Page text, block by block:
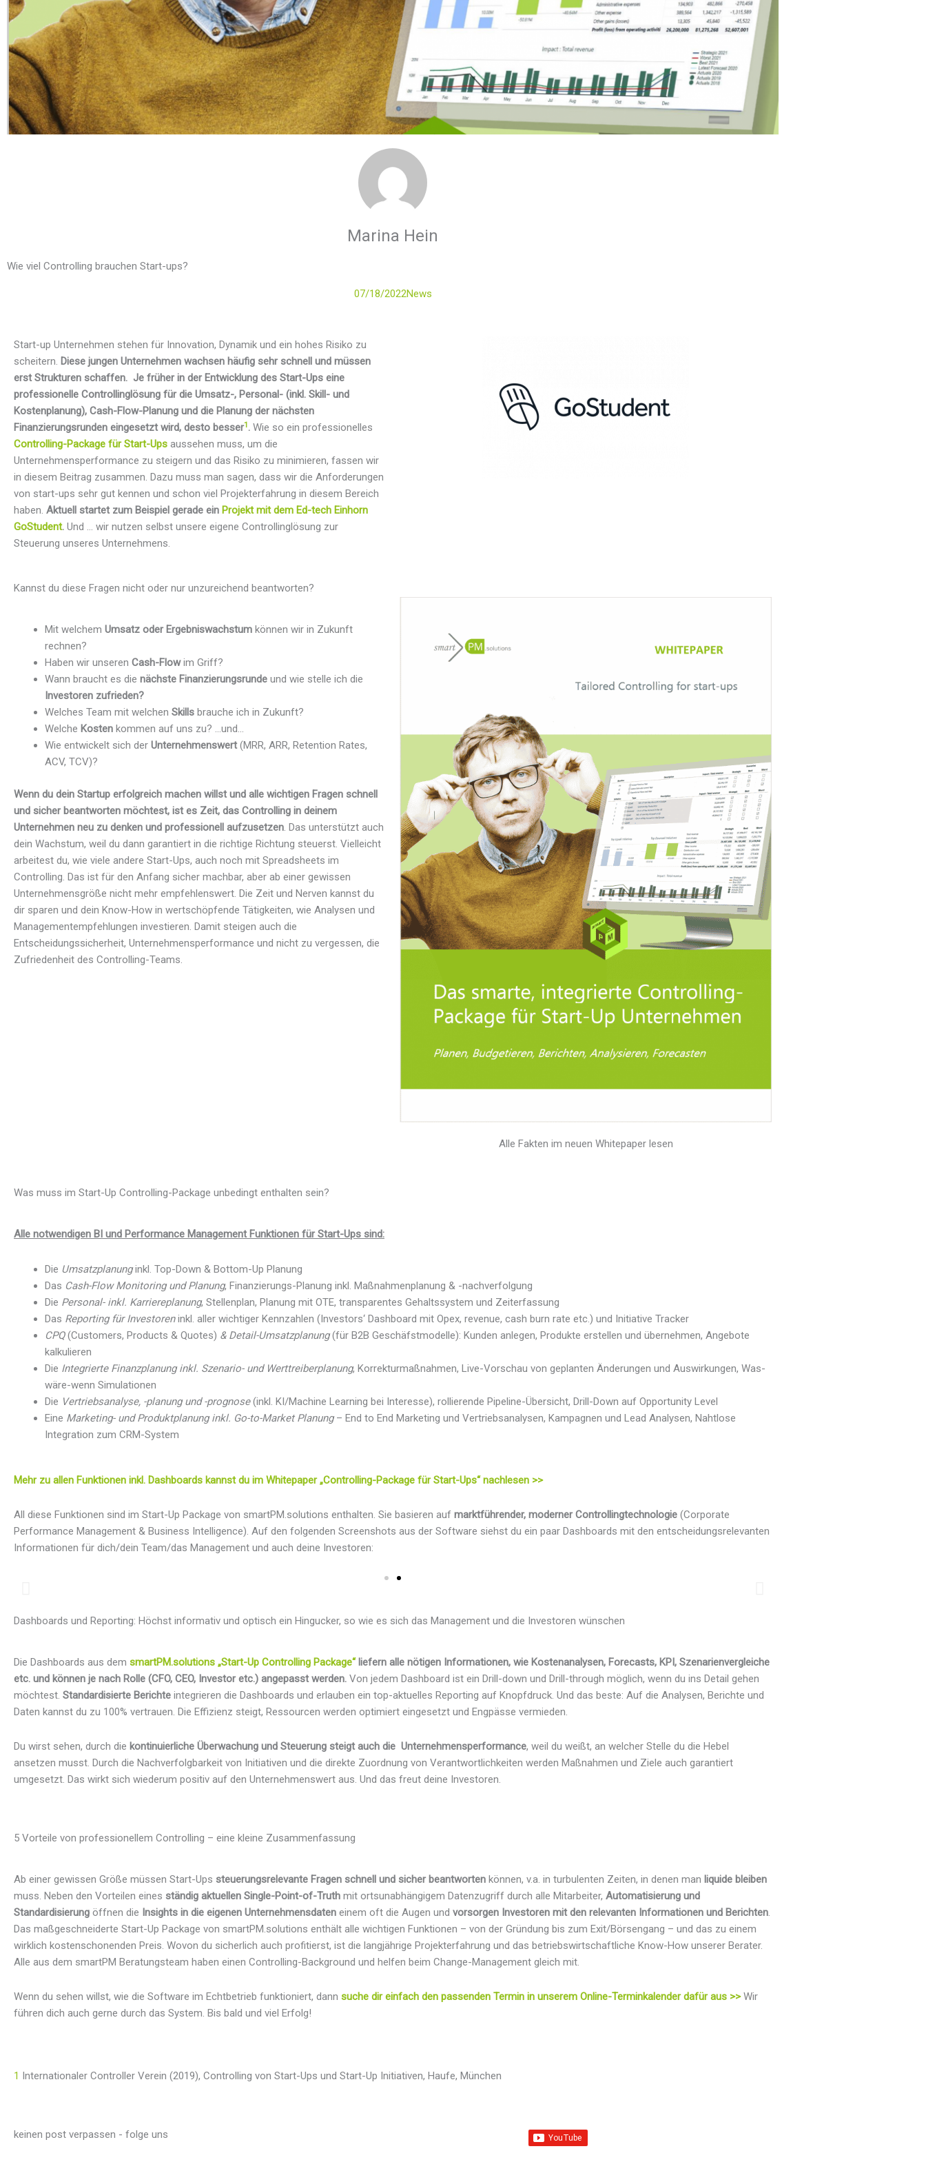
Marina Hein
Wie viel Controlling brauchen Start-ups?
07/18/2022News
Start-up Unternehmen stehen für Innovation, Dynamik und ein hohes Risiko zu
scheitern. Diese jungen Unternehmen wachsen häufig sehr schnell und müssen
erst Strukturen schaffen. Je früher in der Entwicklung des Start-Ups eine
professionelle Controllinglösung für die Umsatz-, Personal- (inkl. Skill- und
Kostenplanung), Cash-Flow-Planung und die Planung der nächsten
Finanzierungsrunden eingesetzt wird, desto besser1. Wie so ein professionelles
Controlling-Package für Start-Ups aussehen muss, um die
Unternehmensperformance zu steigern und das Risiko zu minimieren, fassen wir
in diesem Beitrag zusammen. Dazu muss man sagen, dass wir die Anforderungen
von start-ups sehr gut kennen und schon viel Projekterfahrung in diesem Bereich
haben. Aktuell startet zum Beispiel gerade ein Projekt mit dem Ed-tech Einhorn
GoStudent. Und … wir nutzen selbst unsere eigene Controllinglösung zur
Steuerung unseres Unternehmens.
Kannst du diese Fragen nicht oder nur unzureichend beantworten?
Mit welchem Umsatz oder Ergebniswachstum können wir in Zukunft
rechnen?
Haben wir unseren Cash-Flowim Griff?
Wann braucht es die nächste Finanzierungsrunde und wie stelle ich die
Investoren zufrieden?
Welches Team mit welchen Skills brauche ich in Zukunft?
Welche Kosten kommen auf uns zu? …und…
Wie entwickelt sich der Unternehmenswert(MRR, ARR, Retention Rates,
ACV, TCV)?
Wenn du dein Startup erfolgreich machen willst und alle wichtigen Fragen schnell
und sicher beantworten möchtest, ist es Zeit, das Controlling in deinem
Unternehmen neu zu denken und professionell aufzusetzen. Das unterstützt auch
dein Wachstum, weil du dann garantiert in die richtige Richtung steuerst. Vielleicht
arbeitest du, wie viele andere Start-Ups, auch noch mit Spreadsheets im
Controlling. Das ist für den Anfang sicher machbar, aber ab einer gewissen
Unternehmensgröße nicht mehr empfehlenswert. Die Zeit und Nerven kannst du
dir sparen und dein Know-How in wertschöpfende Tätigkeiten, wie Analysen und
Managementempfehlungen investieren. Damit steigen auch die
Entscheidungssicherheit, Unternehmensperformance und nicht zu vergessen, die
Zufriedenheit des Controlling-Teams.
Alle Fakten im neuen Whitepaper lesen
Was muss im Start-Up Controlling-Package unbedingt enthalten sein?
Alle notwendigen BI und Performance Management Funktionen für Start-Ups sind:
Die Umsatzplanunginkl. Top-Down & Bottom-Up Planung
Das Cash-Flow Monitoring und Planung, Finanzierungs-Planung inkl. Maßnahmenplanung & -nachverfolgung
Die Personal- inkl. Karriereplanung, Stellenplan, Planung mit OTE, transparentes Gehaltssystem und Zeiterfassung
Das Reporting für Investoreninkl. aller wichtiger Kennzahlen (Investors‘ Dashboard mit Opex, revenue, cash burn rate etc.) und Initiative Tracker
CPQ(Customers, Products & Quotes) & Detail-Umsatzplanung(für B2B Geschäfstmodelle): Kunden anlegen, Produkte erstellen und übernehmen, Angebote
kalkulieren
Die Integrierte Finanzplanung inkl. Szenario- und Werttreiberplanung, Korrekturmaßnahmen, Live-Vorschau von geplanten Änderungen und Auswirkungen, Was-
wäre-wenn Simulationen
Die Vertriebsanalyse, -planung und -prognose(inkl. KI/Machine Learning bei Interesse), rollierende Pipeline-Übersicht, Drill-Down auf Opportunity Level
Eine Marketing- und Produktplanung inkl. Go-to-Market Planung– End to End Marketing und Vertriebsanalysen, Kampagnen und Lead Analysen, Nahtlose
Integration zum CRM-System
Mehr zu allen Funktionen inkl. Dashboards kannst du im Whitepaper „Controlling-Package für Start-Ups“ nachlesen >>
All diese Funktionen sind im Start-Up Package von smartPM.solutions enthalten. Sie basieren auf marktführender, moderner Controllingtechnologie (Corporate
Performance Management & Business Intelligence). Auf den folgenden Screenshots aus der Software siehst du ein paar Dashboards mit den entscheidungsrelevanten
Informationen für dich/dein Team/das Management und auch deine Investoren:
Dashboards und Reporting: Höchst informativ und optisch ein Hingucker, so wie es sich das Management und die Investoren wünschen
Die Dashboards aus dem smartPM.solutions „Start-Up Controlling Package“ liefern alle nötigen Informationen, wie Kostenanalysen, Forecasts, KPI, Szenarienvergleiche
etc. und können je nach Rolle (CFO, CEO, Investor etc.) angepasst werden. Von jedem Dashboard ist ein Drill-down und Drill-through möglich, wenn du ins Detail gehen
möchtest. Standardisierte Berichte integrieren die Dashboards und erlauben ein top-aktuelles Reporting auf Knopfdruck. Und das beste: Auf die Analysen, Berichte und
Daten kannst du zu 100% vertrauen. Die Effizienz steigt, Ressourcen werden optimiert eingesetzt und Engpässe vermieden.
Du wirst sehen, durch die kontinuierliche Überwachung und Steuerung steigt auch die Unternehmensperformance, weil du weißt, an welcher Stelle du die Hebel
ansetzen musst. Durch die Nachverfolgbarkeit von Initiativen und die direkte Zuordnung von Verantwortlichkeiten werden Maßnahmen und Ziele auch garantiert
umgesetzt. Das wirkt sich wiederum positiv auf den Unternehmenswert aus. Und das freut deine Investoren.
5 Vorteile von professionellem Controlling – eine kleine Zusammenfassung
Ab einer gewissen Größe müssen Start-Ups steuerungsrelevante Fragen schnell und sicher beantworten können, v.a. in turbulenten Zeiten, in denen man liquide bleiben
muss. Neben den Vorteilen eines ständig aktuellen Single-Point-of-Truth mit ortsunabhängigem Datenzugriff durch alle Mitarbeiter, Automatisierung und
Standardisierung öffnen die Insights in die eigenen Unternehmensdaten einem oft die Augen und vorsorgen Investoren mit den relevanten Informationen und Berichten.
Das maßgeschneiderte Start-Up Package von smartPM.solutions enthält alle wichtigen Funktionen – von der Gründung bis zum Exit/Börsengang – und das zu einem
wirklich kostenschonenden Preis. Wovon du sicherlich auch profitierst, ist die langjährige Projekterfahrung und das betriebswirtschaftliche Know-How unserer Berater.
Alle aus dem smartPM Beratungsteam haben einen Controlling-Background und helfen beim Change-Management gleich mit.
Wenn du sehen willst, wie die Software im Echtbetrieb funktioniert, dann suche dir einfach den passenden Termin in unserem Online-Terminkalender dafür aus >> Wir
führen dich auch gerne durch das System. Bis bald und viel Erfolg!
1 Internationaler Controller Verein (2019), Controlling von Start-Ups und Start-Up Initiativen, Haufe, München
keinen post verpassen - folge uns